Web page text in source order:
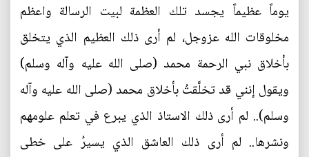
يوماً عظيماً يجسد تلك العظمة لبيت الرسالة واعظم
مخلوقات الله عزوجل، لم أرى ذلك العظيم الذي يتخلق
بأخلاق نبي الرحمة محمد (صلى الله عليه وآله وسلم)
ويقول إنني قد تخلَّقتُ بأخلاق محمد (صلى الله عليه وآله
وسلم).. لم أرى ذلك الاستاذ الذي يبرع في تعلم علومهم
ونشرها.. لم أرى ذلك العاشق الذي يسيرُ على خطى